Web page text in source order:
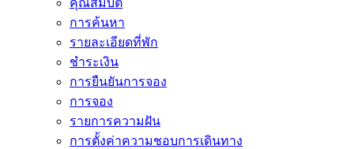
คุณสมบัติ
การค้นหา
รายละเอียดที่พัก
ชำระเงิน
การยืนยันการจอง
การจอง
รายการความฝัน
การตั้งค่าความชอบการเดินทาง